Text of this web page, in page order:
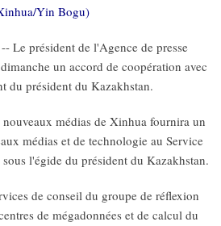
Yin Bogu)
Le président de l'Agence de presse
un accord de coopération avec
du président du Kazakhstan.
médias de Xinhua fournira un
médias et de technologie au Service
l'égide du président du Kazakhstan.
de conseil du groupe de réflexion
de mégadonnées et de calcul du